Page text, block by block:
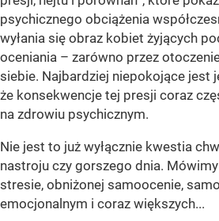
psychicznego obciążenia
wyłania się obraz kobiet żyjących
oceniania – zarówno przez
siebie. Najbardziej niepokojące jest
że konsekwencje tej presji coraz
na zdrowiu psychicznym.
Nie jest to już wyłącznie kwestia
nastroju czy gorszego dnia.
stresie, obniżonej samoocenie,
emocjonalnym i coraz większych...